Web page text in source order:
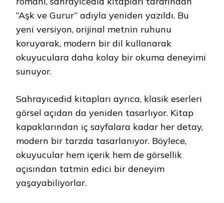
“Aşk ve Gurur” adıyla yeniden yazıldı. Bu
yeni versiyon, orijinal metnin ruhunu
koruyarak, modern bir dil kullanarak
okuyuculara daha kolay bir okuma deneyimi
sunuyor.
Sahrayıcedid kitapları ayrıca, klasik eserleri
görsel açıdan da yeniden tasarlıyor. Kitap
kapaklarından iç sayfalara kadar her detay,
modern bir tarzda tasarlanıyor. Böylece,
okuyucular hem içerik hem de görsellik
açısından tatmin edici bir deneyim
yaşayabiliyorlar.